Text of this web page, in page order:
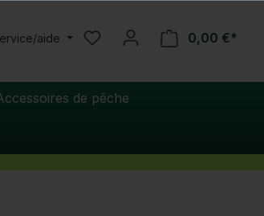
aide 0,00 €*
de pêche